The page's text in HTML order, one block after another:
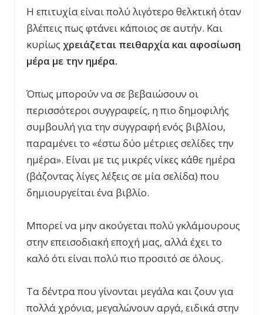
Η επιτυχία είναι πολύ λιγότερο θελκτική όταν
βλέπεις πως φτάνει κάποιος σε αυτήν. Και
κυρίως χρειάζεται πειθαρχία και αφοσίωση
μέρα με την ημέρα.
Όπως μπορούν να σε βεβαιώσουν οι
περισσότεροι συγγραφείς, η πιο δημοφιλής
συμβουλή για την συγγραφή ενός βιβλίου,
παραμένει το «έστω δύο μέτριες σελίδες την
ημέρα». Είναι με τις μικρές νίκες κάθε ημέρα
(βάζοντας λίγες λέξεις σε μία σελίδα) που
δημιουργείται ένα βιβλίο.
Μπορεί να μην ακούγεται πολύ γκλάμουρους
στην επεισοδιακή εποχή μας, αλλά έχει το
καλό ότι είναι πολύ πιο προσιτό σε όλους.
Τα δέντρα που γίνονται μεγάλα και ζουν για
πολλά χρόνια, μεγαλώνουν αργά, ειδικά στην